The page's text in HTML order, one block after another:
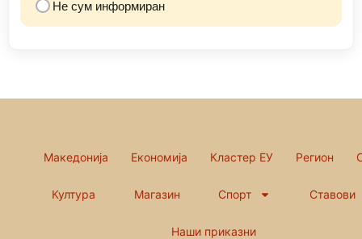
Не сум информиран
Македонија Економија Кластер ЕУ Регион
Култура Магазин Спорт Ставови
Наши приказни